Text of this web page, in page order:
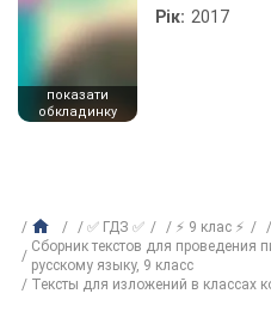
показати
обкладинку
Рік: 2017
✅ ГДЗ ✅ ⚡ 9 клас ⚡
Сборник текстов для проведения
русскому языку, 9 класс
Тексты для изложений в классах